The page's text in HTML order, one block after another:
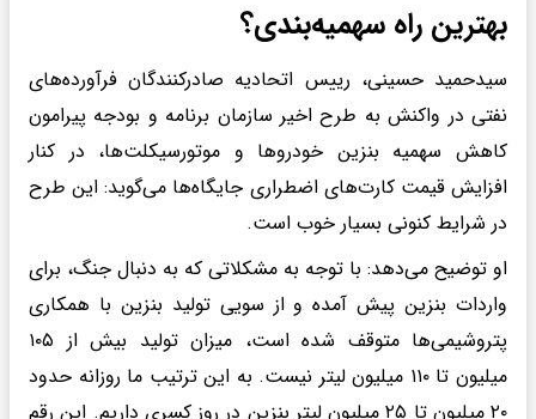
بهترین راه سهمیه‌بندی؟
سیدحمید حسینی، رییس اتحادیه صادرکنندگان فرآورده‌های
نفتی در واکنش به طرح اخیر سازمان برنامه و بودجه پیرامون
کاهش سهمیه بنزین خودروها و موتورسیکلت‌ها، در کنار
افزایش قیمت کارت‌های اضطراری جایگاه‌ها می‌گوید: این طرح
در شرایط کنونی بسیار خوب است.
او توضیح می‌دهد: با توجه به مشکلاتی که به دنبال جنگ، برای
واردات بنزین پیش آمده و از سویی تولید بنزین با همکاری
پتروشیمی‌ها متوقف شده است، میزان تولید بیش از ۱۰۵
میلیون تا ۱۱۰ میلیون لیتر نیست. به این ترتیب ما روزانه حدود
۲۰ میلیون تا ۲۵ میلیون لیتر بنزین در روز کسری داریم. این رقم